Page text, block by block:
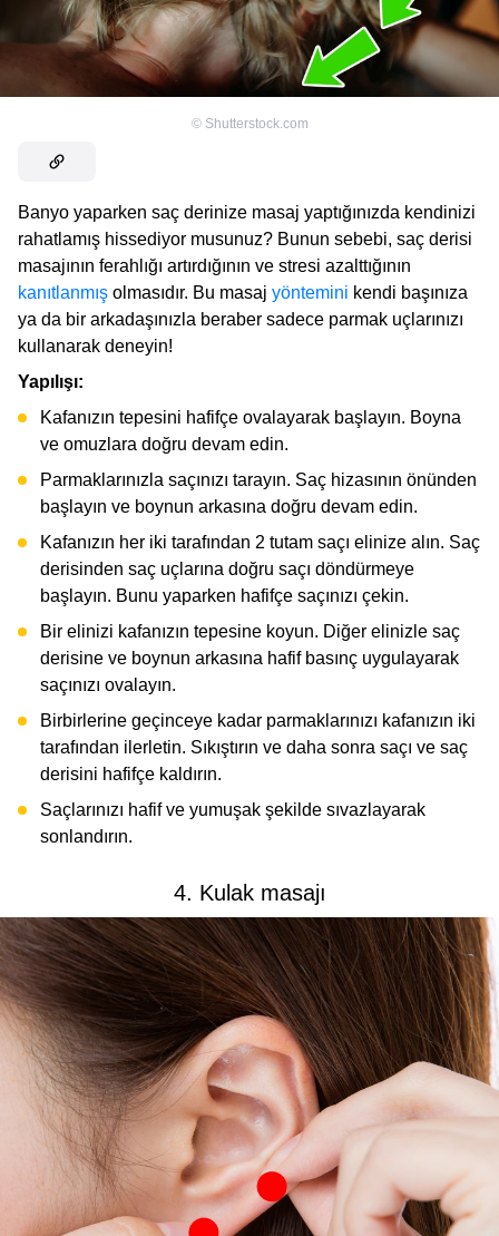
© Shutterstock.com
Banyo yaparken saç derinize masaj yaptığınızda kendinizi
rahatlamış hissediyor musunuz? Bunun sebebi, saç derisi
masajının ferahlığı artırdığının ve stresi azalttığının
kanıtlanmış olmasıdır. Bu masaj yöntemini kendi başınıza
ya da bir arkadaşınızla beraber sadece parmak uçlarınızı
kullanarak deneyin!
Yapılışı:
Kafanızın tepesini hafifçe ovalayarak başlayın. Boyna
ve omuzlara doğru devam edin.
Parmaklarınızla saçınızı tarayın. Saç hizasının önünden
başlayın ve boynun arkasına doğru devam edin.
Kafanızın her iki tarafından 2 tutam saçı elinize alın. Saç
derisinden saç uçlarına doğru saçı döndürmeye
başlayın. Bunu yaparken hafifçe saçınızı çekin.
Bir elinizi kafanızın tepesine koyun. Diğer elinizle saç
derisine ve boynun arkasına hafif basınç uygulayarak
saçınızı ovalayın.
Birbirlerine geçinceye kadar parmaklarınızı kafanızın iki
tarafından ilerletin. Sıkıştırın ve daha sonra saçı ve saç
derisini hafifçe kaldırın.
Saçlarınızı hafif ve yumuşak şekilde sıvazlayarak
sonlandırın.
4. Kulak masajı